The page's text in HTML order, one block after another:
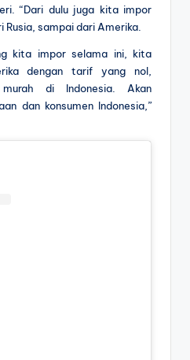
“Dari dulu juga kita impor
Rusia, sampai dari Amerika.
kita impor selama ini, kita
dengan tarif yang nol,
di Indonesia. Akan
dan konsumen Indonesia,”